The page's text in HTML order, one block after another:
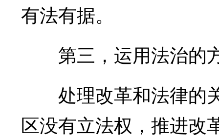
有法有据。
第三，运用法治的
处理改革和法律的
区没有立法权，推进改